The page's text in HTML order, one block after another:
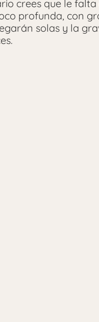
crees que le
profunda, con
solas y la